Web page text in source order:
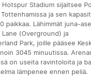
Hotspur Stadium sijaitsee
ja sen
paikkaa. Lähimmät juna-
(Overground) ja
Park, joille pääsee
3045 minuutissa.
on useita ravintoloita ja
lämpenee ennen peliä.